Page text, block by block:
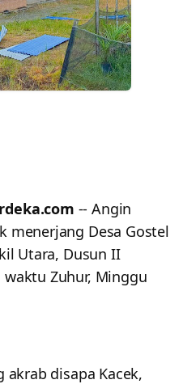
-- Angin
menerjang Desa Gostel
Utara, Dusun II
Zuhur, Minggu
akrab disapa Kacek,